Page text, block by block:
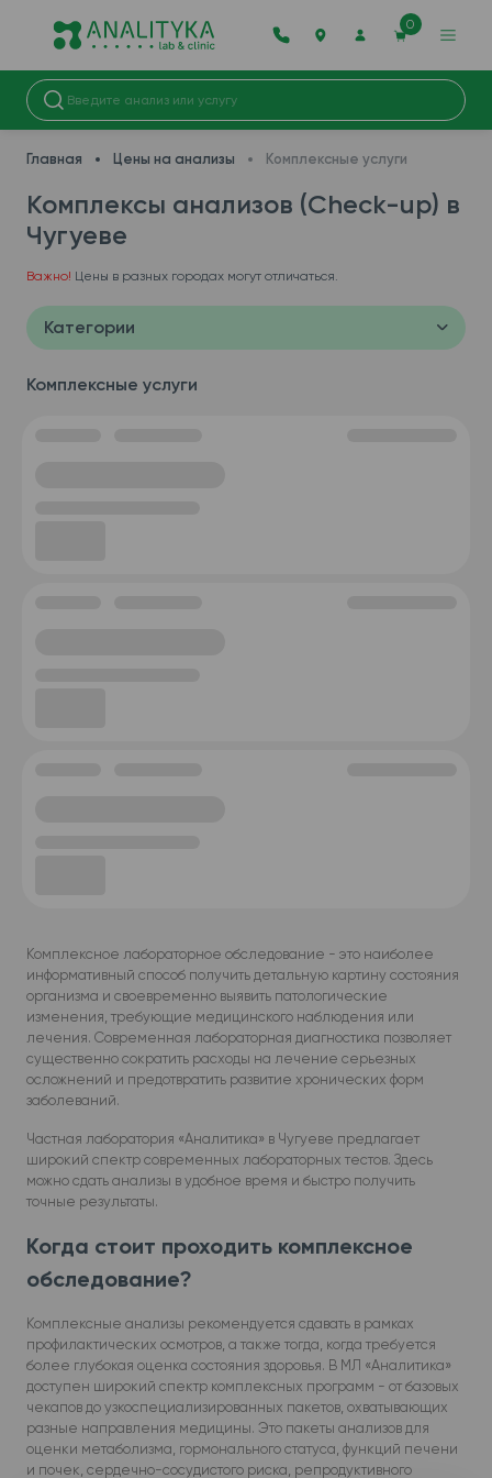
0
Главная Цены на анализы Комплексные услуги
Комплексы анализов (Check-up) в
Чугуеве
Важно! Цены в разных городах могут отличаться.
Категории
Комплексные услуги
Комплексное лабораторное обследование - это наиболее
информативный способ получить детальную картину состояния
организма и своевременно выявить патологические
изменения, требующие медицинского наблюдения или
лечения. Современная лабораторная диагностика позволяет
существенно сократить расходы на лечение серьезных
осложнений и предотвратить развитие хронических форм
заболеваний.
Частная лаборатория «Аналитика» в Чугуеве предлагает
широкий спектр современных лабораторных тестов. Здесь
можно сдать анализы в удобное время и быстро получить
точные результаты.
Когда стоит проходить комплексное
обследование?
Комплексные анализы рекомендуется сдавать в рамках
профилактических осмотров, а также тогда, когда требуется
более глубокая оценка состояния здоровья. В МЛ «Аналитика»
доступен широкий спектр комплексных программ - от базовых
чекапов до узкоспециализированных пакетов, охватывающих
разные направления медицины. Это пакеты анализов для
оценки метаболизма, гормонального статуса, функций печени
и почек, сердечно-сосудистого риска, репродуктивного